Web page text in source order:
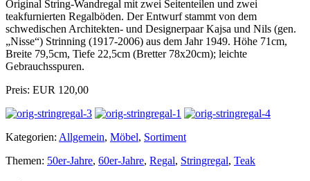
Original String-Wandregal mit zwei Seitenteilen und zwei
teakfurnierten Regalböden. Der Entwurf stammt von dem
schwedischen Architekten- und Designerpaar Kajsa und Nils (gen.
„Nisse“) Strinning (1917-2006) aus dem Jahr 1949. Höhe 71cm,
Breite 79,5cm, Tiefe 22,5cm (Bretter 78x20cm); leichte
Gebrauchsspuren.
Preis: EUR 120,00
Kategorien: Allgemein, Möbel, Sortiment
Themen: 50er-Jahre, 60er-Jahre, Regal, Stringregal, Teak